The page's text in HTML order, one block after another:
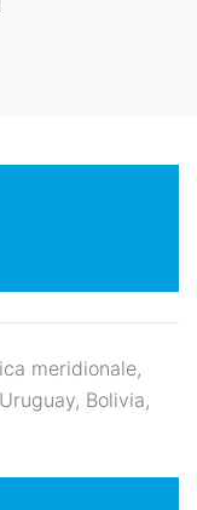
meridionale,
Bolivia,